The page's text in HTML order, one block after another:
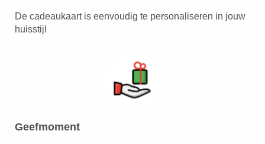
De cadeaukaart is eenvoudig te personaliseren in jouw
huisstijl
Geefmoment